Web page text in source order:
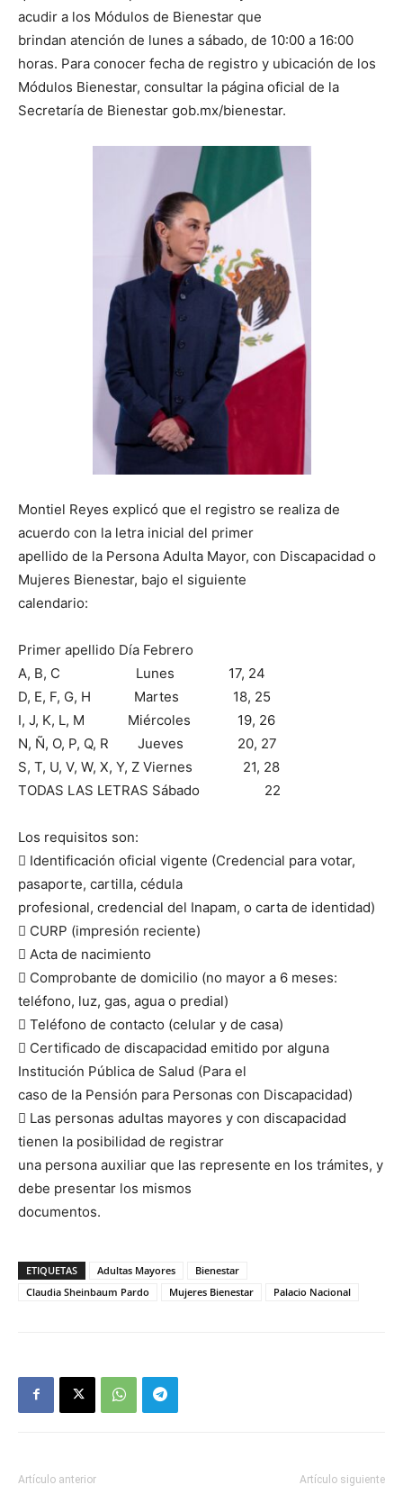
acudir a los Módulos de Bienestar que
brindan atención de lunes a sábado, de 10:00 a 16:00
horas. Para conocer fecha de registro y ubicación de los
Módulos Bienestar, consultar la página oficial de la
Secretaría de Bienestar gob.mx/bienestar.
Montiel Reyes explicó que el registro se realiza de
acuerdo con la letra inicial del primer
apellido de la Persona Adulta Mayor, con Discapacidad o
Mujeres Bienestar, bajo el siguiente
calendario:
Primer apellido Día Febrero
A, B, C Lunes 17, 24
D, E, F, G, H Martes 18, 25
I, J, K, L, M Miércoles 19, 26
N, Ñ, O, P, Q, R Jueves 20, 27
S, T, U, V, W, X, Y, Z Viernes 21, 28
TODAS LAS LETRAS Sábado 22
Los requisitos son:
 Identificación oficial vigente (Credencial para votar,
pasaporte, cartilla, cédula
profesional, credencial del Inapam, o carta de identidad)
 CURP (impresión reciente)
 Acta de nacimiento
 Comprobante de domicilio (no mayor a 6 meses:
teléfono, luz, gas, agua o predial)
 Teléfono de contacto (celular y de casa)
 Certificado de discapacidad emitido por alguna
Institución Pública de Salud (Para el
caso de la Pensión para Personas con Discapacidad)
 Las personas adultas mayores y con discapacidad
tienen la posibilidad de registrar
una persona auxiliar que las represente en los trámites, y
debe presentar los mismos
documentos.
ETIQUETAS Adultas Mayores
Bienestar
Claudia Sheinbaum Pardo
Mujeres Bienestar Palacio Nacional
Artículo anterior Artículo siguiente